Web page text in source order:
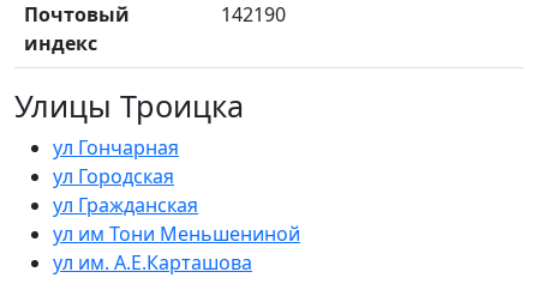
Почтовый
индекс
142190
Улицы Троицка
ул Гончарная
ул Городская
ул Гражданская
ул им Тони Меньшениной
ул им. А.Е.Карташова